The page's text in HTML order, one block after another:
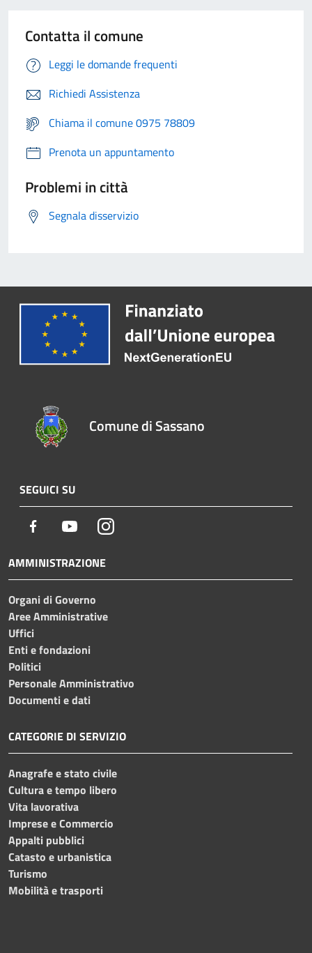
Contatta il comune
Leggi le domande frequenti
Richiedi Assistenza
Chiama il comune 0975 78809
Prenota un appuntamento
Problemi in città
Segnala disservizio
Comune di Sassano
SEGUICI SU
Facebook YoutubeInstagram
AMMINISTRAZIONE
Organi di Governo
Aree Amministrative
Uffici
Enti e fondazioni
Politici
Personale Amministrativo
Documenti e dati
CATEGORIE DI SERVIZIO
Anagrafe e stato civile
Cultura e tempo libero
Vita lavorativa
Imprese e Commercio
Appalti pubblici
Catasto e urbanistica
Turismo
Mobilità e trasporti